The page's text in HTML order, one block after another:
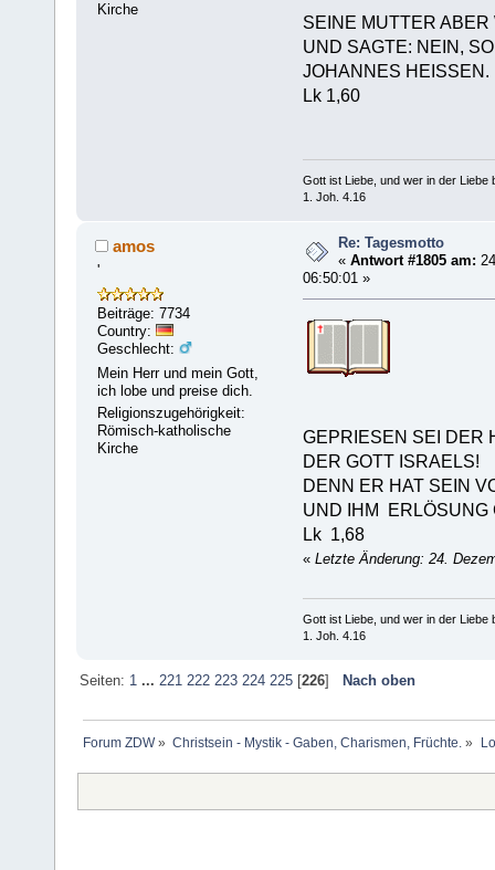
Kirche
SEINE MUTTER
UND SAGTE: NEIN,
JOHANNES HEISSEN.
Lk 1,60
Gott ist Liebe, und wer in der Liebe
1. Joh. 4.16
amos
'
Beiträge: 7734
Country:
Geschlecht:
Mein Herr und mein Gott,
ich lobe und preise dich.
Religionszugehörigkeit:
Römisch-katholische
Kirche
Re: Tagesmotto
«Antwort #1805 am:
06:50:01 »
GEPRIESEN SEI DER
DER GOTT ISRAELS!
DENN ER HAT SEIN
UND IHM ERLÖSUNG
Lk 1,68
« Letzte Änderung: 24.
Gott ist Liebe, und wer in der Liebe
1. Joh. 4.16
Seiten: 1 ... 221 222 223 224 225[226] Nach oben
Forum ZDW» Christsein - Mystik - Gaben, Charismen, Früchte. »